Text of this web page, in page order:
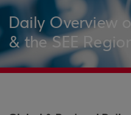
Daily Overview
& the SEE Region